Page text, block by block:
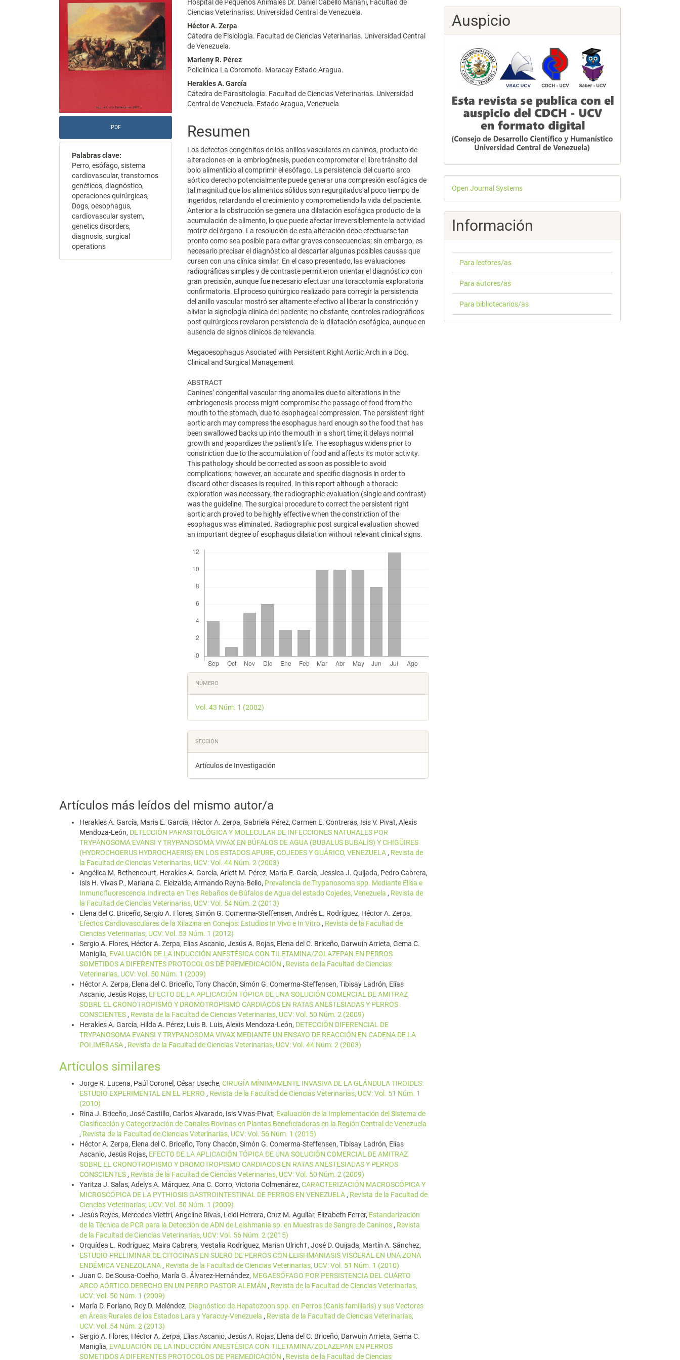
artículo
PDF
Palabras clave:
Perro, esófago, sistema
cardiovascular, transtornos
genéticos, diagnóstico,
operaciones quirúrgicas,
Dogs, oesophagus,
cardiovascular system,
genetics disorders,
diagnosis, surgical
operations
artículo
Hospital de Pequeños Animales Dr. Daniel Cabello Mariani, Facultad de
Ciencias Veterinarias. Universidad Central de Venezuela.
Héctor A. Zerpa
Cátedra de Fisiología. Facultad de Ciencias Veterinarias. Universidad Central
de Venezuela.
Marleny R. Pérez
Policlínica La Coromoto. Maracay Estado Aragua.
Herakles A. García
Cátedra de Parasitología. Facultad de Ciencias Veterinarias. Universidad
Central de Venezuela. Estado Aragua, Venezuela
Resumen
Los defectos congénitos de los anillos vasculares en caninos, producto de
alteraciones en la embriogénesis, pueden comprometer el libre tránsito del
bolo alimenticio al comprimir el esófago. La persistencia del cuarto arco
aórtico derecho potencialmente puede generar una compresión esofágica de
tal magnitud que los alimentos sólidos son regurgitados al poco tiempo de
ingeridos, retardando el crecimiento y comprometiendo la vida del paciente.
Anterior a la obstrucción se genera una dilatación esofágica producto de la
acumulación de alimento, lo que puede afectar irreversiblemente la actividad
motriz del órgano. La resolución de esta alteración debe efectuarse tan
pronto como sea posible para evitar graves consecuencias; sin embargo, es
necesario precisar el diagnóstico al descartar algunas posibles causas que
cursen con una clínica similar. En el caso presentado, las evaluaciones
radiográficas simples y de contraste permitieron orientar el diagnóstico con
gran precisión, aunque fue necesario efectuar una toracotomía exploratoria
confirmatoria. El proceso quirúrgico realizado para corregir la persistencia
del anillo vascular mostró ser altamente efectivo al liberar la constricción y
aliviar la signología clínica del paciente; no obstante, controles radiográficos
post quirúrgicos revelaron persistencia de la dilatación esofágica, aunque en
ausencia de signos clínicos de relevancia.
Megaoesophagus Asociated with Persistent Right Aortic Arch in a Dog.
Clinical and Surgical Management
ABSTRACT
Canines’ congenital vascular ring anomalies due to alterations in the
embriogenesis process might compromise the passage of food from the
mouth to the stomach, due to esophageal compression. The persistent right
aortic arch may compress the esophagus hard enough so the food that has
been swallowed backs up into the mouth in a short time; it delays normal
growth and jeopardizes the patient’s life. The esophagus widens prior to
constriction due to the accumulation of food and affects its motor activity.
This pathology should be corrected as soon as possible to avoid
complications; however, an accurate and specific diagnosis in order to
discard other diseases is required. In this report although a thoracic
exploration was necessary, the radiographic evaluation (single and contrast)
was the guideline. The surgical procedure to correct the persistent right
aortic arch proved to be highly effective when the constriction of the
esophagus was eliminated. Radiographic post surgical evaluation showed
an important degree of esophagus dilatation without relevant clinical signs.
Detalles
del
artículo
NÚMERO
Vol. 43 Núm. 1 (2002)
SECCIÓN
Artículos de Investigación
Artículos más leídos del mismo autor/a
Herakles A. García, Maria E. García, Héctor A. Zerpa, Gabriela Pérez, Carmen E. Contreras, Isis V. Pivat, Alexis
Mendoza-León, DETECCIÓN PARASITOLÓGICA Y MOLECULAR DE INFECCIONES NATURALES POR
TRYPANOSOMA EVANSI Y TRYPANOSOMA VIVAX EN BÚFALOS DE AGUA (BUBALUS BUBALIS) Y CHIGÜIRES
(HYDROCHOERUS HYDROCHAERIS) EN LOS ESTADOS APURE, COJEDES Y GUÁRICO, VENEZUELA , Revista de
la Facultad de Ciencias Veterinarias, UCV: Vol. 44 Núm. 2 (2003)
Angélica M. Bethencourt, Herakles A. García, Arlett M. Pérez, María E. García, Jessica J. Quijada, Pedro Cabrera,
Isis H. Vivas P., Mariana C. Eleizalde, Armando Reyna-Bello, Prevalencia de Trypanosoma spp. Mediante Elisa e
Inmunofluorescencia Indirecta en Tres Rebaños de Búfalos de Agua del estado Cojedes, Venezuela , Revista de
la Facultad de Ciencias Veterinarias, UCV: Vol. 54 Núm. 2 (2013)
Elena del C. Briceño, Sergio A. Flores, Simón G. Comerma-Steffensen, Andrés E. Rodríguez, Héctor A. Zerpa,
Efectos Cardiovasculares de la Xilazina en Conejos: Estudios In Vivo e In Vitro , Revista de la Facultad de
Ciencias Veterinarias, UCV: Vol. 53 Núm. 1 (2012)
Sergio A. Flores, Héctor A. Zerpa, Elias Ascanio, Jesús A. Rojas, Elena del C. Briceño, Darwuin Arrieta, Gema C.
Maniglia, EVALUACIÓN DE LA INDUCCIÓN ANESTÉSICA CON TILETAMINA/ZOLAZEPAN EN PERROS
SOMETIDOS A DIFERENTES PROTOCOLOS DE PREMEDICACIÓN , Revista de la Facultad de Ciencias
Veterinarias, UCV: Vol. 50 Núm. 1 (2009)
Héctor A. Zerpa, Elena del C. Briceño, Tony Chacón, Simón G. Comerma-Steffensen, Tibisay Ladrón, Elías
Ascanio, Jesús Rojas, EFECTO DE LA APLICACIÓN TÓPICA DE UNA SOLUCIÓN COMERCIAL DE AMITRAZ
SOBRE EL CRONOTROPISMO Y DROMOTROPISMO CARDIACOS EN RATAS ANESTESIADAS Y PERROS
CONSCIENTES , Revista de la Facultad de Ciencias Veterinarias, UCV: Vol. 50 Núm. 2 (2009)
Herakles A. García, Hilda A. Pérez, Luis B. Luis, Alexis Mendoza-León, DETECCIÓN DIFERENCIAL DE
TRYPANOSOMA EVANSI Y TRYPANOSOMA VIVAX MEDIANTE UN ENSAYO DE REACCIÓN EN CADENA DE LA
POLIMERASA , Revista de la Facultad de Ciencias Veterinarias, UCV: Vol. 44 Núm. 2 (2003)
Artículos similares
Jorge R. Lucena, Paúl Coronel, César Useche, CIRUGÍA MÍNIMAMENTE INVASIVA DE LA GLÁNDULA TIROIDES:
ESTUDIO EXPERIMENTAL EN EL PERRO , Revista de la Facultad de Ciencias Veterinarias, UCV: Vol. 51 Núm. 1
(2010)
Rina J. Briceño, José Castillo, Carlos Alvarado, Isis Vivas-Pivat, Evaluación de la Implementación del Sistema de
Clasificación y Categorización de Canales Bovinas en Plantas Beneficiadoras en la Región Central de Venezuela
, Revista de la Facultad de Ciencias Veterinarias, UCV: Vol. 56 Núm. 1 (2015)
Héctor A. Zerpa, Elena del C. Briceño, Tony Chacón, Simón G. Comerma-Steffensen, Tibisay Ladrón, Elías
Ascanio, Jesús Rojas, EFECTO DE LA APLICACIÓN TÓPICA DE UNA SOLUCIÓN COMERCIAL DE AMITRAZ
SOBRE EL CRONOTROPISMO Y DROMOTROPISMO CARDIACOS EN RATAS ANESTESIADAS Y PERROS
CONSCIENTES , Revista de la Facultad de Ciencias Veterinarias, UCV: Vol. 50 Núm. 2 (2009)
Yaritza J. Salas, Adelys A. Márquez, Ana C. Corro, Victoria Colmenárez, CARACTERIZACIÓN MACROSCÓPICA Y
MICROSCÓPICA DE LA PYTHIOSIS GASTROINTESTINAL DE PERROS EN VENEZUELA , Revista de la Facultad de
Ciencias Veterinarias, UCV: Vol. 50 Núm. 1 (2009)
Jesús Reyes, Mercedes Viettri, Angeline Rivas, Leidi Herrera, Cruz M. Aguilar, Elizabeth Ferrer, Estandarización
de la Técnica de PCR para la Detección de ADN de Leishmania sp. en Muestras de Sangre de Caninos , Revista
de la Facultad de Ciencias Veterinarias, UCV: Vol. 56 Núm. 2 (2015)
Orquídea L. Rodríguez, Maira Cabrera, Vestalia Rodríguez, Marian Ulrich†, José D. Quijada, Martín A. Sánchez,
ESTUDIO PRELIMINAR DE CITOCINAS EN SUERO DE PERROS CON LEISHMANIASIS VISCERAL EN UNA ZONA
ENDÉMICA VENEZOLANA , Revista de la Facultad de Ciencias Veterinarias, UCV: Vol. 51 Núm. 1 (2010)
Juan C. De Sousa-Coelho, María G. Álvarez-Hernández, MEGAESÓFAGO POR PERSISTENCIA DEL CUARTO
ARCO AÓRTICO DERECHO EN UN PERRO PASTOR ALEMÁN , Revista de la Facultad de Ciencias Veterinarias,
UCV: Vol. 50 Núm. 1 (2009)
María D. Forlano, Roy D. Meléndez, Diagnóstico de Hepatozoon spp. en Perros (Canis familiaris) y sus Vectores
en Áreas Rurales de los Estados Lara y Yaracuy-Venezuela , Revista de la Facultad de Ciencias Veterinarias,
UCV: Vol. 54 Núm. 2 (2013)
Sergio A. Flores, Héctor A. Zerpa, Elias Ascanio, Jesús A. Rojas, Elena del C. Briceño, Darwuin Arrieta, Gema C.
Maniglia, EVALUACIÓN DE LA INDUCCIÓN ANESTÉSICA CON TILETAMINA/ZOLAZEPAN EN PERROS
SOMETIDOS A DIFERENTES PROTOCOLOS DE PREMEDICACIÓN , Revista de la Facultad de Ciencias
Auspicio
Desarrollado
por
Open Journal Systems
Información
Para lectores/as
Para autores/as
Para bibliotecarios/as